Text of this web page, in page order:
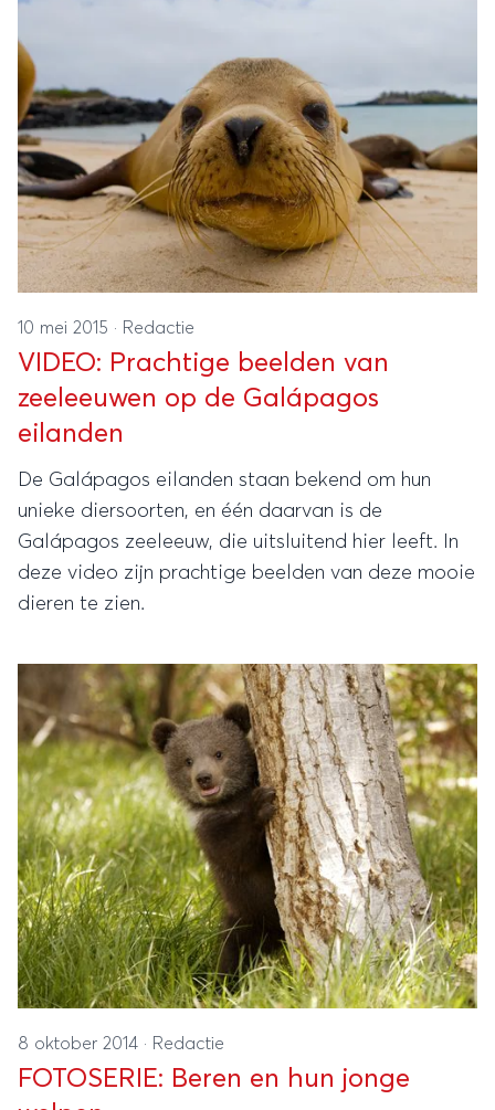
10 mei 2015 · Redactie
VIDEO: Prachtige beelden van
zeeleeuwen op de Galápagos
eilanden
De Galápagos eilanden staan bekend om hun
unieke diersoorten, en één daarvan is de
Galápagos zeeleeuw, die uitsluitend hier leeft. In
deze video zijn prachtige beelden van deze mooie
dieren te zien.
8 oktober 2014 · Redactie
FOTOSERIE: Beren en hun jonge